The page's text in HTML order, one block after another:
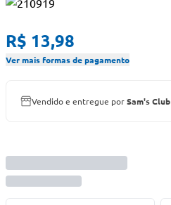
R$ 13,98
Ver mais formas de pagamento
Vendido e entregue porSam's Club